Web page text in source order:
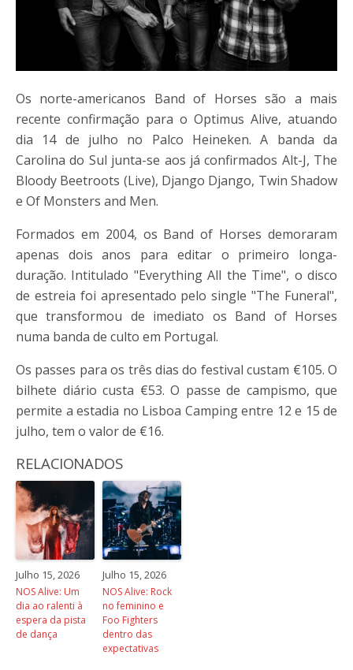
Os norte-americanos Band of Horses são a mais
recente confirmação para o Optimus Alive, atuando
dia 14 de julho no Palco Heineken. A banda da
Carolina do Sul junta-se aos já confirmados Alt-J, The
Bloody Beetroots (Live), Django Django, Twin Shadow
e Of Monsters and Men.
Formados em 2004, os Band of Horses demoraram
apenas dois anos para editar o primeiro longa-
duração. Intitulado "Everything All the Time", o disco
de estreia foi apresentado pelo single "The Funeral",
que transformou de imediato os Band of Horses
numa banda de culto em Portugal.
Os passes para os três dias do festival custam €105. O
bilhete diário custa €53. O passe de campismo, que
permite a estadia no Lisboa Camping entre 12 e 15 de
julho, tem o valor de €16.
RELACIONADOS
Julho 15, 2026
NOS Alive: Um
dia ao ralenti à
espera da pista
de dança
Julho 15, 2026
NOS Alive: Rock
no feminino e
Foo Fighters
dentro das
expectativas